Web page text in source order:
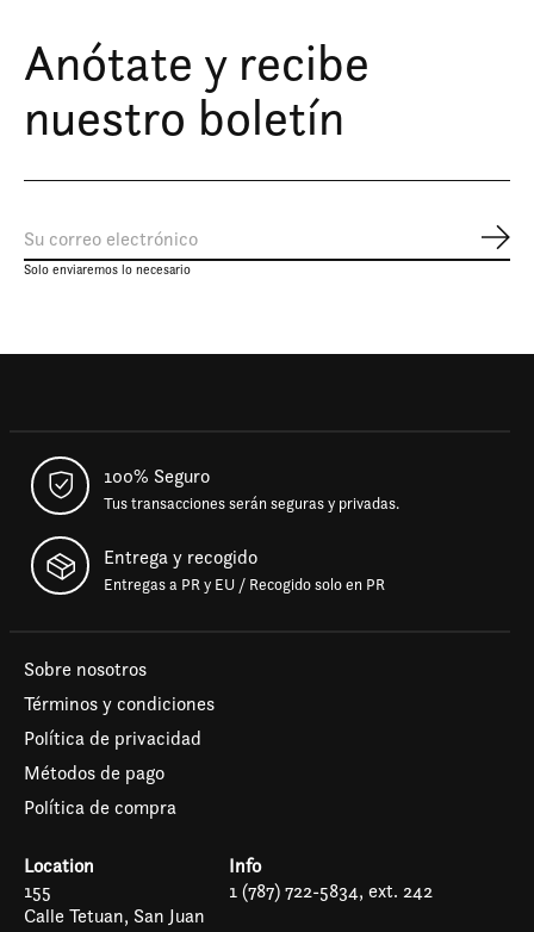
Anótate y recibe
nuestro boletín
Solo enviaremos lo necesario
100% Seguro
Tus transacciones serán seguras y privadas.
Entrega y recogido
Entregas a PR y EU / Recogido solo en PR
Sobre nosotros
Términos y condiciones
Política de privacidad
Métodos de pago
Política de compra
Location
155
Calle Tetuan, San Juan
Info
1 (787) 722-5834, ext. 242